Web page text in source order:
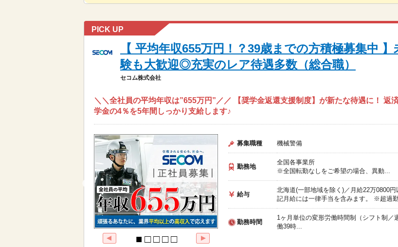
PICK UP
【 平均年収655万円！？39歳までの方積極募集中 】
験も大歓迎◎充実のレア待遇多数（総合職）
セコム株式会社
＼＼全社員の平均年収は”655万円”／／ 【奨学金返還支援制度】が新たな待遇に！ 返
学金の4％を5年間しっかり支給します♪
募集職種 機械警備
勤務地
全国各事業所
※全国転勤なしをご希望の場合、異動...
給与
北海道(一部地域を除く)／月給22万0800
記月給には一律手当を含みます。 ※超過
勤務時間
1ヶ月単位の変形労働時間制（シフト制／
働39時...